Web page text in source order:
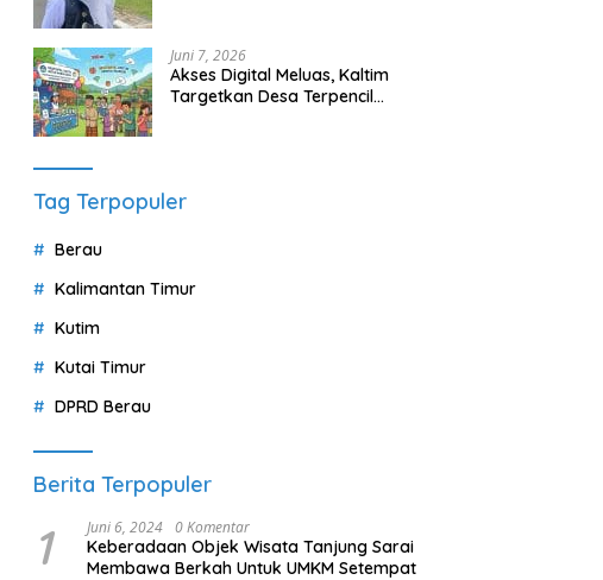
Juni 7, 2026
Akses Digital Meluas, Kaltim
Targetkan Desa Terpencil
Tag Terpopuler
Berau
Kalimantan Timur
Kutim
Kutai Timur
DPRD Berau
Berita Terpopuler
1 Juni 6, 2024 0 Komentar
Keberadaan Objek Wisata Tanjung Sarai
Membawa Berkah Untuk UMKM Setempat